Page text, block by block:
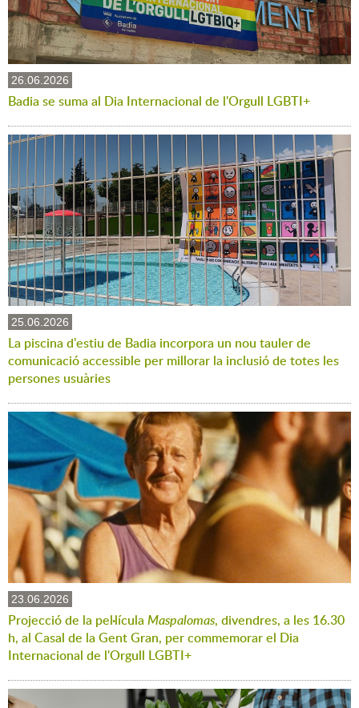
26.06.2026
Badia se suma al Dia Internacional de l'Orgull LGBTI+
25.06.2026
La piscina d'estiu de Badia incorpora un nou tauler de
comunicació accessible per millorar la inclusió de totes les
persones usuàries
23.06.2026
Projecció de la pel·lícula Maspalomas, divendres, a les 16.30
h, al Casal de la Gent Gran, per commemorar el Dia
Internacional de l'Orgull LGBTI+